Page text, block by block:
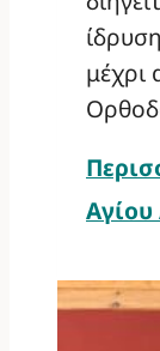
μέχρι
Αγίου